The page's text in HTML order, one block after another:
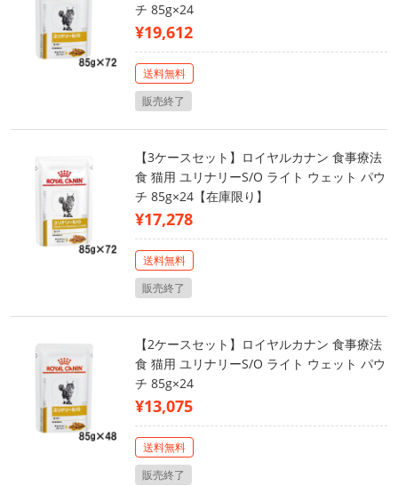
チ 85g×24
¥19,612
送料無料
販売終了
【3ケースセット】ロイヤルカナン 食事療法
食 猫用 ユリナリーS/O ライト ウェット パウ
チ 85g×24【在庫限り】
¥17,278
送料無料
販売終了
【2ケースセット】ロイヤルカナン 食事療法
食 猫用 ユリナリーS/O ライト ウェット パウ
チ 85g×24
¥13,075
送料無料
販売終了